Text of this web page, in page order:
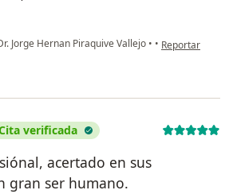
Jorge Hernan Piraquive Vallejo • • en opinión del
Reportar
verificada
acertado en sus
gran ser humano.